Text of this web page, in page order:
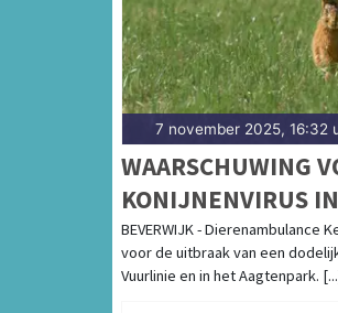
7 november 2025, 16:32
WAARSCHUWING
KONIJNENVIRUS
BEVERWIJK - Dierenambulance
voor de uitbraak van een
Vuurlinie en in het Aagtenpark.